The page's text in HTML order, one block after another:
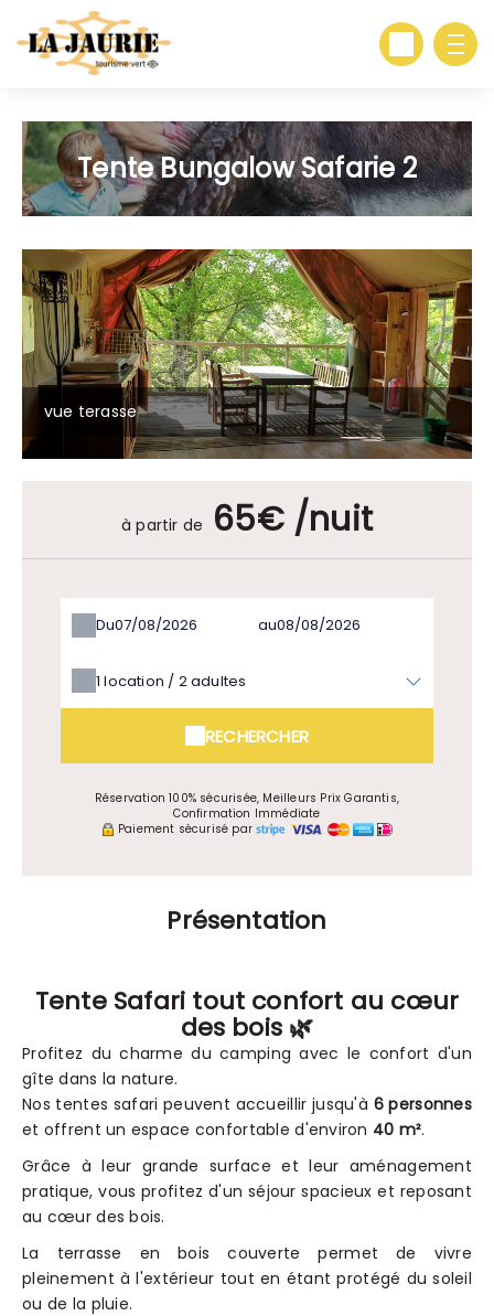
Tente Bungalow Safarie 2
vue terasse
à partir de 65€ /nuit
Du au
1location / 2adultes
RECHERCHER
Réservation 100% sécurisée, Meilleurs Prix Garantis,
Confirmation Immédiate
Paiement sécurisé par
Présentation
Tente Safari tout confort au cœur
des bois 🌿
Profitez du charme du camping avec le confort d'un
gîte dans la nature.
Nos tentes safari peuvent accueillir jusqu'à 6 personnes
et offrent un espace confortable d'environ 40 m².
Grâce à leur grande surface et leur aménagement
pratique, vous profitez d'un séjour spacieux et reposant
au cœur des bois.
La terrasse en bois couverte permet de vivre
pleinement à l'extérieur tout en étant protégé du soleil
ou de la pluie.